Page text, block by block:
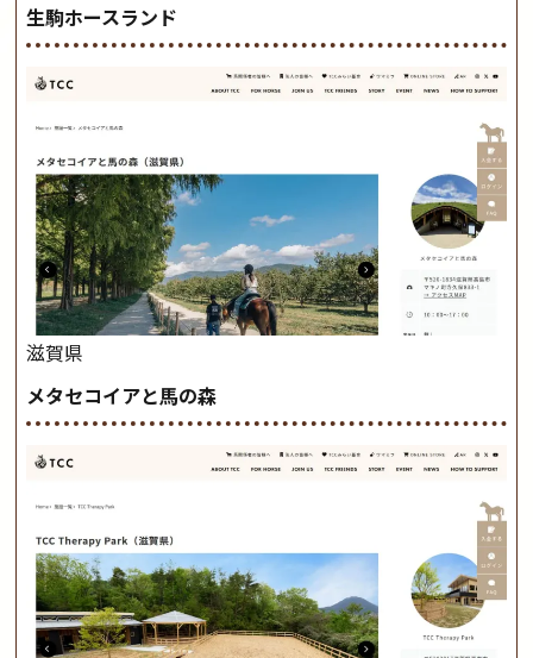
生駒ホースランド
滋賀県
メタセコイアと馬の森